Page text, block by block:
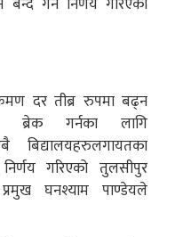
दर तीब्र रुपमा बढ्न
ब्रेक गर्नका लागि
बिद्यालयहरुलगायतका
गरिएको तुलसीपुर
घनश्याम पाण्डेयले